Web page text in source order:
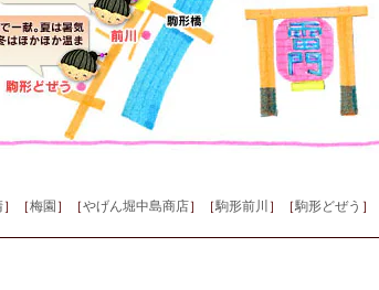
］［梅園］［やげん堀中島商店］［駒形前川］［駒形どぜう ］